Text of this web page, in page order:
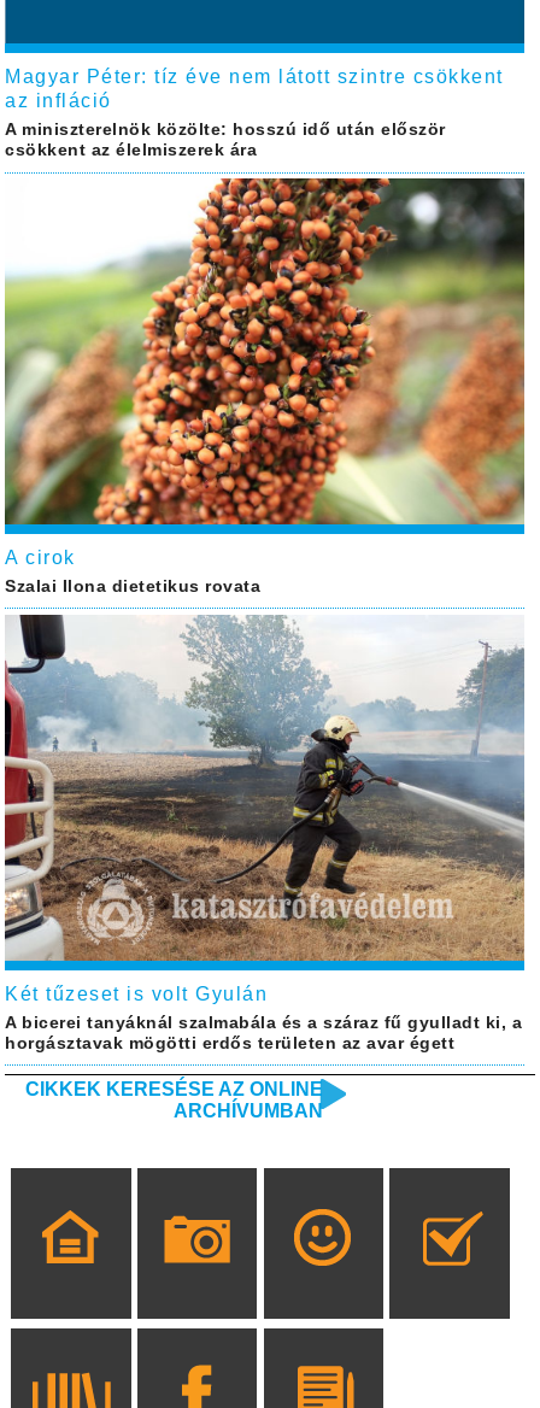
Magyar Péter: tíz éve nem látott szintre csökkent
az infláció
A miniszterelnök közölte: hosszú idő után először
csökkent az élelmiszerek ára
A cirok
Szalai Ilona dietetikus rovata
Két tűzeset is volt Gyulán
A bicerei tanyáknál szalmabála és a száraz fű gyulladt ki, a
horgásztavak mögötti erdős területen az avar égett
CIKKEK KERESÉSE AZ ONLINE
ARCHÍVUMBAN